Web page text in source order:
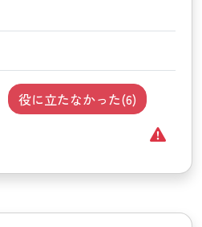
役に立たなかった(6)